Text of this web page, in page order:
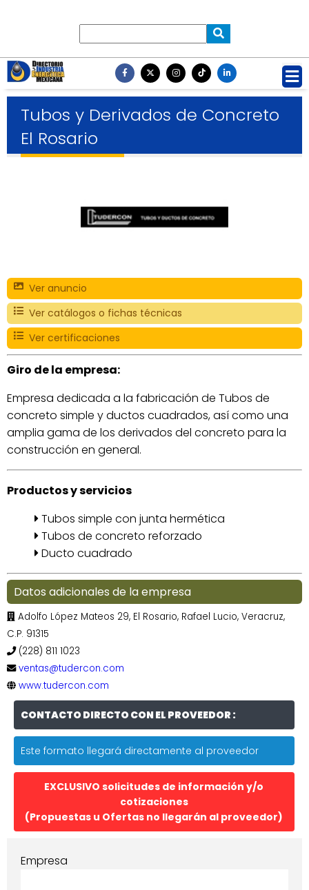
Tubos y Derivados de Concreto
El Rosario
Ver anuncio
Ver catálogos o fichas técnicas
Ver certificaciones
Giro de la empresa:
Empresa dedicada a la fabricación de Tubos de
concreto simple y ductos cuadrados, así como una
amplia gama de los derivados del concreto para la
construcción en general.
Productos y servicios
Tubos simple con junta hermética
Tubos de concreto reforzado
Ducto cuadrado
Datos adicionales de la empresa
Adolfo López Mateos 29, El Rosario, Rafael Lucio, Veracruz,
C.P. 91315
(228) 811 1023
ventas@tudercon.com
www.tudercon.com
CONTACTO DIRECTO CON EL PROVEEDOR :
Este formato llegará directamente al proveedor
EXCLUSIVO solicitudes de información y/o
cotizaciones
(Propuestas u Ofertas no llegarán al proveedor)
Empresa